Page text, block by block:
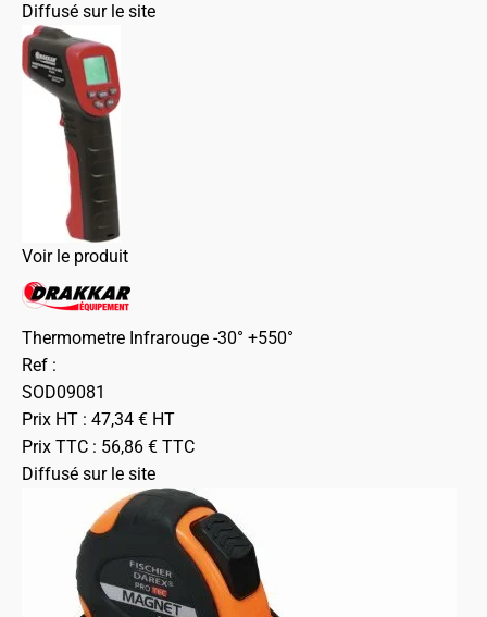
Diffusé sur le site
Voir le produit
Thermometre Infrarouge -30° +550°
Ref :
SOD09081
Prix HT : 47,34 € HT
Prix TTC : 56,86 € TTC
Diffusé sur le site